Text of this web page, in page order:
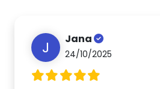
J Jana
24/10/2025